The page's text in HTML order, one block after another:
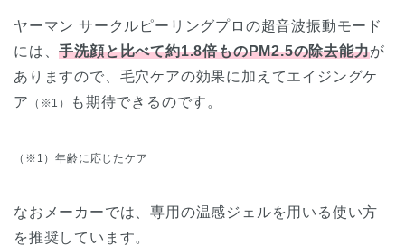
ヤーマン サークルピーリングプロの超音波振動モード
には、手洗顔と比べて約1.8倍ものPM2.5の除去能力が
ありますので、毛穴ケアの効果に加えてエイジングケ
ア
（※1） も期待できるのです。
（※1）年齢に応じたケア
なおメーカーでは、専用の温感ジェルを用いる使い方
を推奨しています。